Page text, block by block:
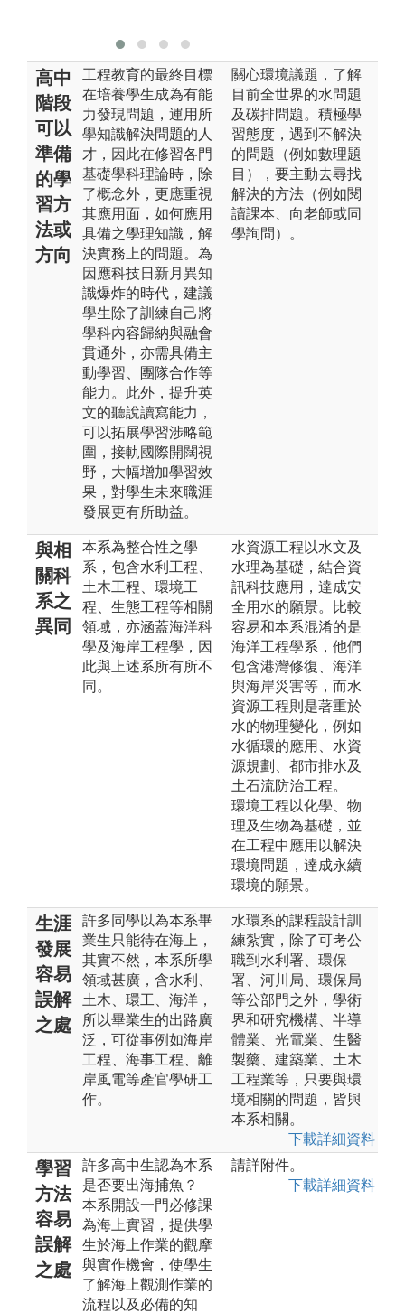
高中
階段
可以
準備
的學
習方
法或
方向
工程教育的最終目標
在培養學生成為有能
力發現問題，運用所
學知識解決問題的人
才，因此在修習各門
基礎學科理論時，除
了概念外，更應重視
其應用面，如何應用
具備之學理知識，解
決實務上的問題。為
因應科技日新月異知
識爆炸的時代，建議
學生除了訓練自己將
學科內容歸納與融會
貫通外，亦需具備主
動學習、團隊合作等
能力。此外，提升英
文的聽說讀寫能力，
可以拓展學習涉略範
圍，接軌國際開闊視
野，大幅增加學習效
果，對學生未來職涯
發展更有所助益。
關心環境議題，了解
目前全世界的水問題
及碳排問題。積極學
習態度，遇到不解決
的問題（例如數理題
目），要主動去尋找
解決的方法（例如閱
讀課本、向老師或同
學詢問）。
與相
關科
系之
異同
本系為整合性之學
系，包含水利工程、
土木工程、環境工
程、生態工程等相關
領域，亦涵蓋海洋科
學及海岸工程學，因
此與上述系所有所不
同。
水資源工程以水文及
水理為基礎，結合資
訊科技應用，達成安
全用水的願景。比較
容易和本系混淆的是
海洋工程學系，他們
包含港灣修復、海洋
與海岸災害等，而水
資源工程則是著重於
水的物理變化，例如
水循環的應用、水資
源規劃、都市排水及
土石流防治工程。
環境工程以化學、物
理及生物為基礎，並
在工程中應用以解決
環境問題，達成永續
環境的願景。
生涯
發展
容易
誤解
之處
許多同學以為本系畢
業生只能待在海上，
其實不然，本系所學
領域甚廣，含水利、
土木、環工、海洋，
所以畢業生的出路廣
泛，可從事例如海岸
工程、海事工程、離
岸風電等產官學研工
作。
水環系的課程設計訓
練紮實，除了可考公
職到水利署、環保
署、河川局、環保局
等公部門之外，學術
界和研究機構、半導
體業、光電業、生醫
製藥、建築業、土木
工程業等，只要與環
境相關的問題，皆與
本系相關。
下載詳細資料
學習
方法
容易
誤解
之處
許多高中生認為本系
是否要出海捕魚？
本系開設一門必修課
為海上實習，提供學
生於海上作業的觀摩
與實作機會，使學生
了解海上觀測作業的
流程以及必備的知
請詳附件。
下載詳細資料